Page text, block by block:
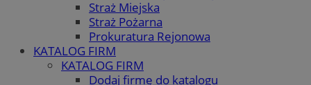
Straż Miejska
Straż Pożarna
Prokuratura Rejonowa
KATALOG FIRM
KATALOG FIRM
Dodaj firmę do katalogu